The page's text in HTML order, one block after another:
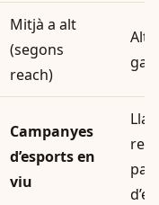
Mitjà a alt
(segons
reach)
Alt
Campanyes
d’esports en
viu